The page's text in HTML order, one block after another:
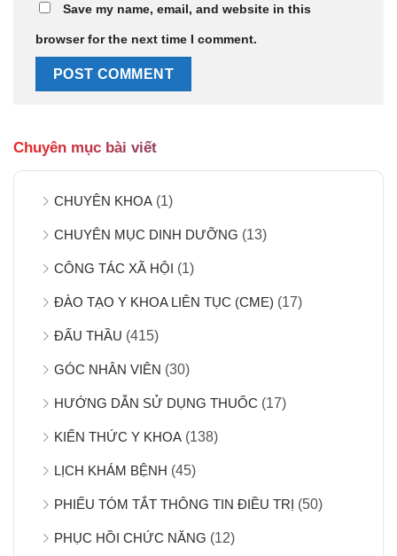
Save my name, email, and website in this
browser for the next time I comment.
Chuyên mục bài viết
CHUYÊN KHOA (1)
CHUYÊN MỤC DINH DƯỠNG (13)
CÔNG TÁC XÃ HỘI (1)
ĐÀO TẠO Y KHOA LIÊN TỤC (CME) (17)
ĐẤU THẦU (415)
GÓC NHÂN VIÊN (30)
HƯỚNG DẪN SỬ DỤNG THUỐC (17)
KIẾN THỨC Y KHOA (138)
LỊCH KHÁM BỆNH (45)
PHIẾU TÓM TẮT THÔNG TIN ĐIỀU TRỊ (50)
PHỤC HỒI CHỨC NĂNG (12)